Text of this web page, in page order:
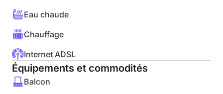
Eau chaude
Chauffage
Internet ADSL
Équipements et commodités
Balcon